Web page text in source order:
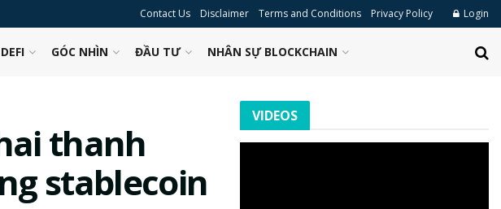
Contact Us Disclaimer Terms and Conditions Privacy Policy Login
DEFI GÓC NHÌN ĐẦU TƯ NHÂN SỰ BLOCKCHAIN
thanh
stablecoin
VIDEOS